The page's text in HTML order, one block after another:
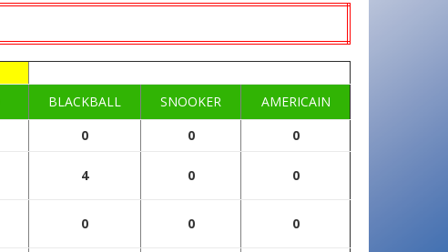
BLACKBALL SNOOKER
AMERICAIN
0 0 0
4 0 0
0 0 0